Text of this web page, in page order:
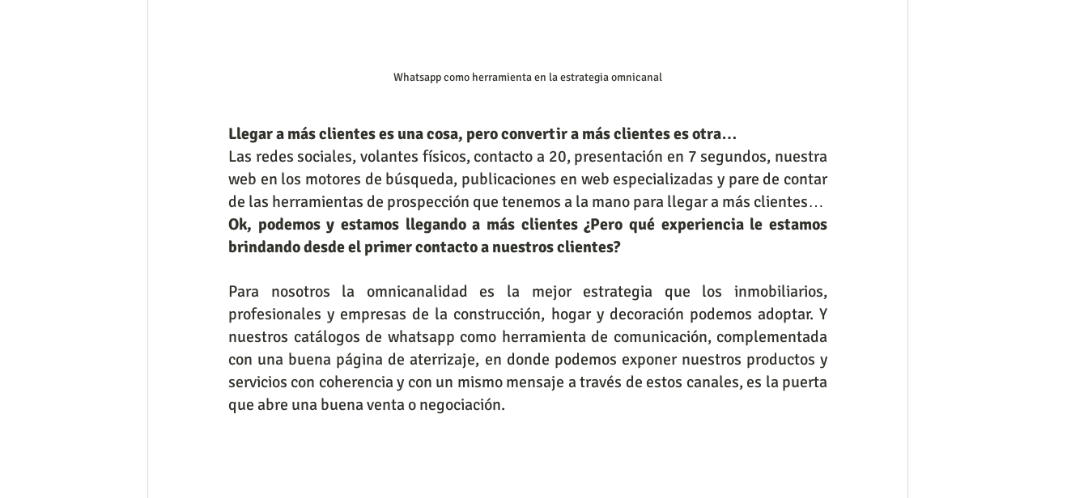
Whatsapp como herramienta en la estrategia omnicanal
Llegar a más clientes es una cosa, pero convertir a más clientes es otra…
Las redes sociales, volantes físicos, contacto a 20, presentación en 7 segundos, nuestra
web en los motores de búsqueda, publicaciones en web especializadas y pare de contar
de las herramientas de prospección que tenemos a la mano para llegar a más clientes…
Ok, podemos y estamos llegando a más clientes ¿Pero qué experiencia le estamos
brindando desde el primer contacto a nuestros clientes?
Para nosotros la omnicanalidad es la mejor estrategia que los inmobiliarios,
profesionales y empresas de la construcción, hogar y decoración podemos adoptar. Y
nuestros catálogos de whatsapp como herramienta de comunicación, complementada
con una buena página de aterrizaje, en donde podemos exponer nuestros productos y
servicios con coherencia y con un mismo mensaje a través de estos canales, es la puerta
que abre una buena venta o negociación.